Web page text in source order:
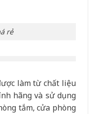
rẻ
làm từ chất liệu
hãng và sử dụng
tắm, cửa phòng